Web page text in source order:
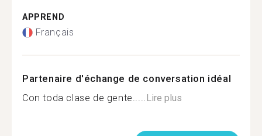
APPREND
Français
Partenaire d'échange de conversation idéal
Con toda clase de gente.....Lire plus